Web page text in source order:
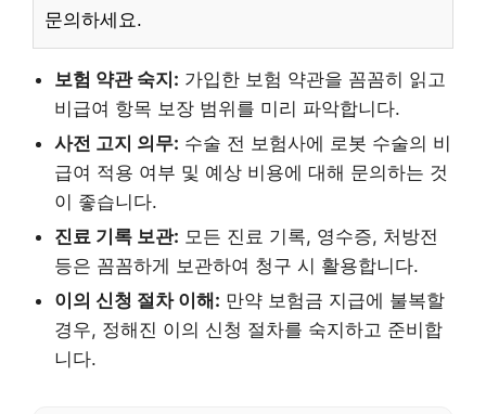
문의하세요.
보험 약관 숙지: 가입한 보험 약관을 꼼꼼히 읽고
비급여 항목 보장 범위를 미리 파악합니다.
사전 고지 의무: 수술 전 보험사에 로봇 수술의 비
급여 적용 여부 및 예상 비용에 대해 문의하는 것
이 좋습니다.
진료 기록 보관: 모든 진료 기록, 영수증, 처방전
등은 꼼꼼하게 보관하여 청구 시 활용합니다.
이의 신청 절차 이해: 만약 보험금 지급에 불복할
경우, 정해진 이의 신청 절차를 숙지하고 준비합
니다.